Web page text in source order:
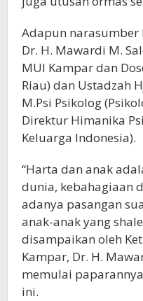
Adapun
Dr. H. Mawardi M.
MUI Kampar dan
Riau) dan Ustadzah
M.Psi Psikolog
Direktur Himanika
Keluarga Indonesia).
“Harta dan anak
dunia, kebahagiaan
adanya pasangan
anak-anak yang
disampaikan oleh
Kampar, Dr. H.
memulai
ini.